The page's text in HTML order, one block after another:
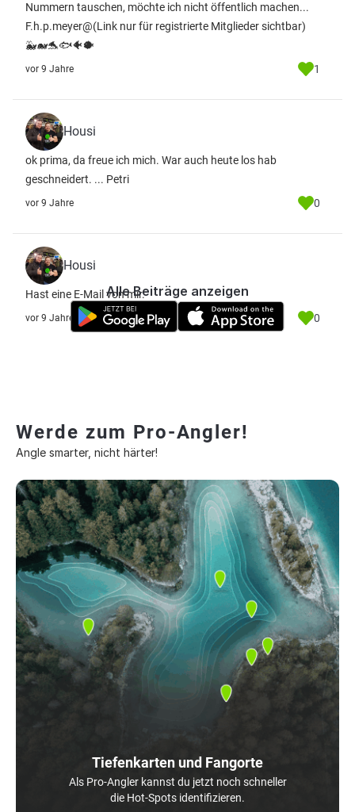
Nummern tauschen, möchte ich nicht öffentlich machen...
F.h.p.meyer@(Link nur für registrierte Mitglieder sichtbar)
🐳🐋🐬🐟🐠🐡
vor 9 Jahre 1
Housi
ok prima, da freue ich mich. War auch heute los hab
geschneidert. ... Petri
vor 9 Jahre 0
Housi
Hast eine E-Mail von mir.
vor 9 Jahre 0
Alle Beiträge anzeigen
Werde zum Pro-Angler!
Angle smarter, nicht härter!
Tiefenkarten und Fangorte
Als Pro-Angler kannst du jetzt noch schneller
die Hot-Spots identifizieren.